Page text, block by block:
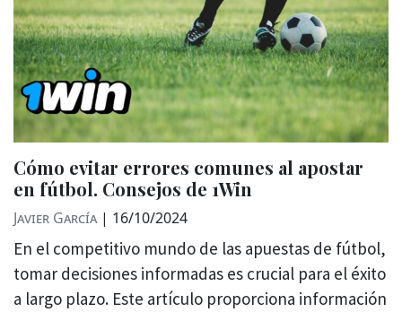
Cómo evitar errores comunes al apostar
en fútbol. Consejos de 1Win
Javier García | 16/10/2024
En el competitivo mundo de las apuestas de fútbol,
​​tomar decisiones informadas es crucial para el éxito
a largo plazo. Este artículo proporciona información